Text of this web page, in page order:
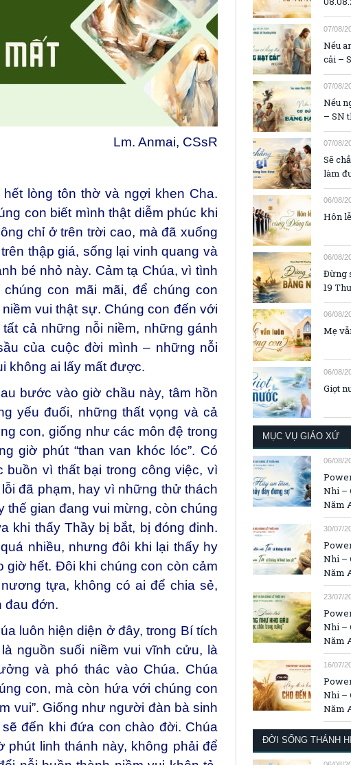
Lm. Anmai, CSsR
lòng tôn thờ và ngợi khen Cha.
con biết mình thật diễm phúc khi
chỉ ở trên trời cao, mà đã xuống
thập giá, sống lại vinh quang và
bé nhỏ này. Cảm tạ Chúa, vì tình
con mãi mãi, để chúng con
vui thật sự. Chúng con đến với
cả những nỗi niềm, những gánh
của cuộc đời mình – những nỗi
không ai lấy mất được.
bước vào giờ chầu này, tâm hồn
yếu đuối, những thất vọng và cả
con, giống như các môn đệ trong
giờ phút “than van khóc lóc”. Có
vì thất bại trong công việc, vì
đã phạm, hay vì những thử thách
thế gian đang vui mừng, còn chúng
khi thấy Thầy bị bắt, bị đóng đinh.
nhiều, nhưng đôi khi lại thấy hy
hết. Đôi khi chúng con còn cảm
tựa, không có ai để chia sẻ,
đau đớn.
luôn hiện diện ở đây, trong Bí tích
nguồn suối niềm vui vĩnh cửu, là
và phó thác vào Chúa. Chúa
con, mà còn hứa với chúng con
vui”. Giống như người đàn bà sinh
đến khi đứa con chào đời. Chúa
linh thánh này, không phải để
07/08/
Nếu
cải –
07/08/
Nếu
– SN
07/08/
Sẽ
làm
06/08/
Hôn
06/08/
Đừng
19
06/08/
Mẹ
06/08/
Giọt
MỤC VỤ GIÁO XỨ
06/08/
Nhi –
Năm
30/07/
Nhi –
Năm
23/07/
Nhi –
Năm
16/07/
Nhi –
Năm
ĐỜI SỐNG THÁNH